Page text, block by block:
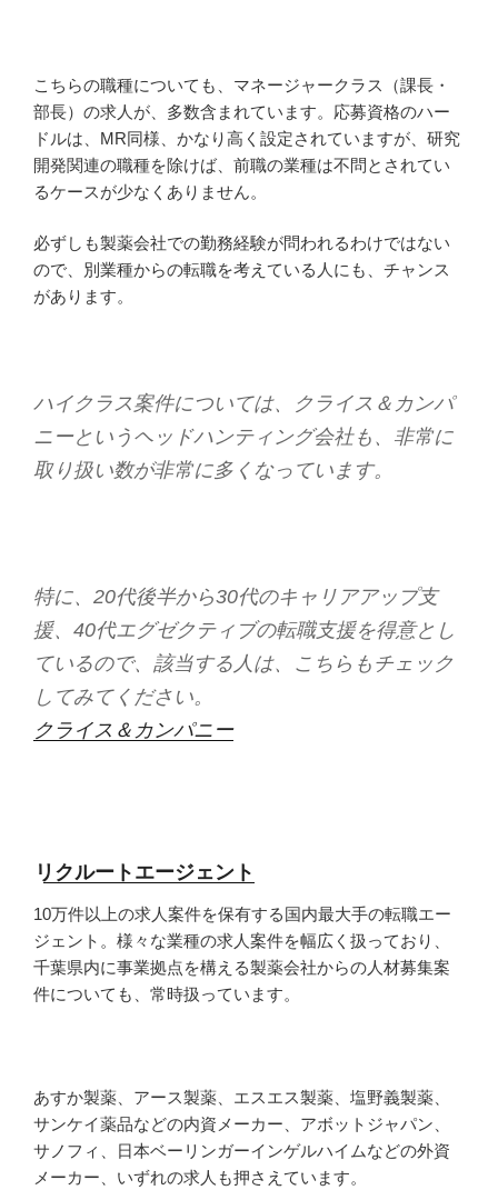
こちらの職種についても、マネージャークラス（課長・
部長）の求人が、多数含まれています。応募資格のハー
ドルは、MR同様、かなり高く設定されていますが、研究
開発関連の職種を除けば、前職の業種は不問とされてい
るケースが少なくありません。
必ずしも製薬会社での勤務経験が問われるわけではない
ので、別業種からの転職を考えている人にも、チャンス
があります。
ハイクラス案件については、クライス＆カンパ
ニーというヘッドハンティング会社も、非常に
取り扱い数が非常に多くなっています。
特に、20代後半から30代のキャリアアップ支
援、40代エグゼクティブの転職支援を得意とし
ているので、該当する人は、こちらもチェック
してみてください。
クライス＆カンパニー
リクルートエージェント
10万件以上の求人案件を保有する国内最大手の転職エー
ジェント。様々な業種の求人案件を幅広く扱っており、
千葉県内に事業拠点を構える製薬会社からの人材募集案
件についても、常時扱っています。
あすか製薬、アース製薬、エスエス製薬、塩野義製薬、
サンケイ薬品などの内資メーカー、アボットジャパン、
サノフィ、日本ベーリンガーインゲルハイムなどの外資
メーカー、いずれの求人も押さえています。